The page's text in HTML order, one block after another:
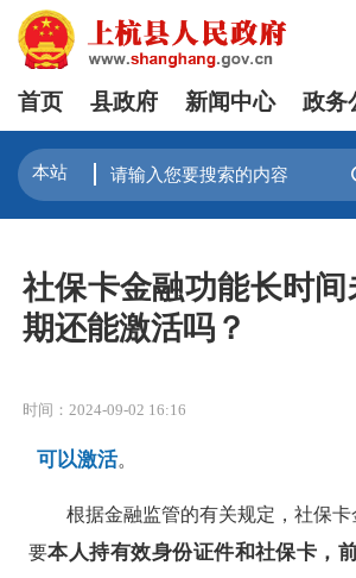
首页 县政府 新闻中心 政务
社保卡金融功能长时
期还能激活吗？
时间：2024-09-02 16:16
可以激活。
根据金融监管的有关规定，社保
要本人持有效身份证件和社保卡，